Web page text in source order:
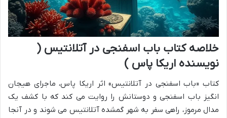
خلاصه کتاب باب اسفنجی در آتلانتیس (
نویسنده اریکا پاس )
کتاب «باب اسفنجی در آتلانتیس» اثر اریکا پاس، ماجرای هیجان
انگیز باب اسفنجی و دوستانش را روایت می کند که با کشف یک
مدال مرموز، راهی سفر به شهر گمشده آتلانتیس می شوند و در آنجا